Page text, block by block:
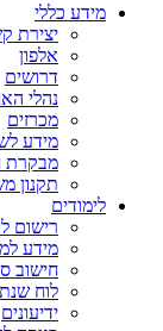
מידע כללי
יצירת
אלפון
דרושים
נהלי
מכרזים
מידע
מבקרת
תקנון
לימודים
רישום
מידע
חישוב
לוח
ידיעונים